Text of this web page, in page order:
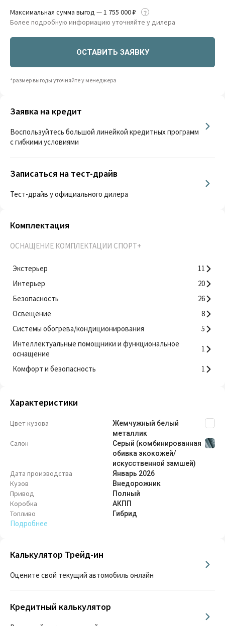
Максимальная сумма выгод — 1 755 000 ₽
Более подробную информацию уточняйте у дилера
ОСТАВИТЬ ЗАЯВКУ
*размер выгоды уточняйте у менеджера
Заявка на кредит
Воспользуйтесь большой линейкой кредитных программ
с гибкими условиями
Записаться на тест-драйв
Тест-драйв у официального дилера
Комплектация
ОСНАЩЕНИЕ КОМПЛЕКТАЦИИ СПОРТ+
Экстерьер
11
Интерьер
20
Безопасность
26
Освещение
8
Системы обогрева/кондиционирования
5
Интеллектуальные помощники и функциональное
оснащение
1
Комфорт и безопасность 1
Характеристики
Цвет кузова
Жемчужный белый
металлик
Салон
Серый (комбинированная
обивка экокожей/
искусственной замшей)
Дата производства Январь 2026
Кузов Внедорож­ник
Привод Полный
Коробка АКПП
Топливо Гибрид
Подробнее
Калькулятор Трейд-ин
Оцените свой текущий автомобиль онлайн
Кредитный калькулятор